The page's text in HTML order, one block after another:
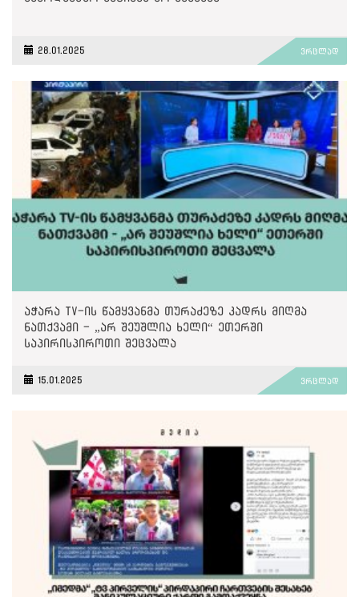
28.01.2025 ვრცლად
აჭარა TV-ის წამყვანმა თურაძეზე კადრს მიღმა
ნათქვამი - „არ შეუშლია ხელი“ ეთერში
საპირისპიროთი შეცვალა
15.01.2025 ვრცლად